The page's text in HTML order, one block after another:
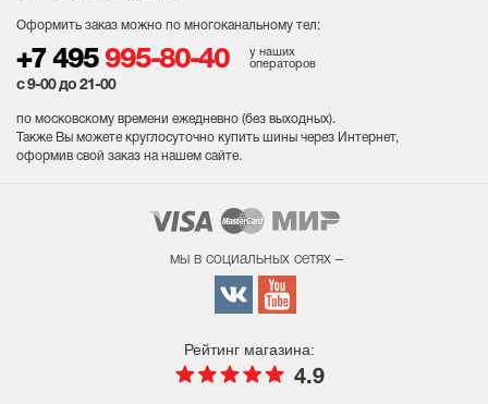
Оформить заказ можно по многоканальному тел:
+7 495 995-80-40
у наших
операторов
с 9-00 до 21-00
по московскому времени ежедневно (без выходных).
Также Вы можете круглосуточно купить шины через Интернет,
оформив свой заказ на нашем сайте.
мы в социальных сетях –
Рейтинг магазина:
4.9